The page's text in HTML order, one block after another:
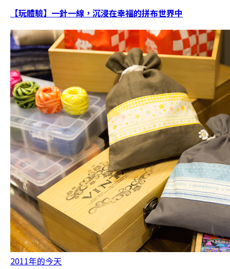
【玩體驗】一針一線，沉浸在幸福的拼布世界中
2011年的今天